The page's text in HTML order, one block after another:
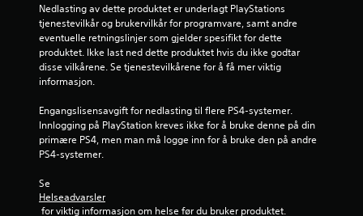
e
Nedlasting av dette produktet er underlagt PlayStations
tjenestevilkår og brukervilkår for programvare, samt andre
eventuelle retningslinjer som gjelder spesifikt for dette
produktet. Ikke last ned dette produktet hvis du ikke godtar
disse vilkårene. Se tjenestevilkårene for å få mer viktig
informasjon.
Engangslisensavgift for nedlasting til flere PS4-systemer.
Innlogging på PlayStation kreves ikke for å bruke denne på din
primære PS4, men man må logge inn for å bruke den på andre
PS4-systemer.
Se
Helseadvarsler
for viktig informasjon om helse før du bruker produktet.